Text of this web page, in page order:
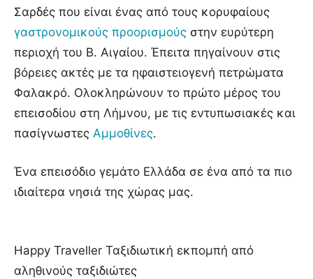
Σαρδές που είναι ένας από τους κορυφαίους
γαστρονομικούς προορισμούς στην ευρύτερη
περιοχή του Β. Αιγαίου. Έπειτα πηγαίνουν στις
βόρειες ακτές με τα ηφαιστειογενή πετρώματα
Φαλακρό. Ολοκληρώνουν το πρώτο μέρος του
επεισοδίου στη Λήμνου, με τις εντυπωσιακές και
πασίγνωστες Αμμοθίνες.
Ένα επεισόδιο γεμάτο Ελλάδα σε ένα από τα πιο
ιδιαίτερα νησιά της χώρας μας.
Happy Traveller ️Ταξιδιωτική εκπομπή από
αληθινούς ταξιδιώτες